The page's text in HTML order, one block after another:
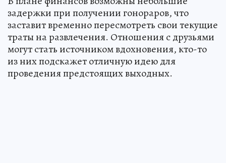
задержки при получении гонораров, что
заставит временно пересмотреть свои текущие
траты на развлечения. Отношения с друзьями
могут стать источником вдохновения, кто-то
из них подскажет отличную идею для
проведения предстоящих выходных.